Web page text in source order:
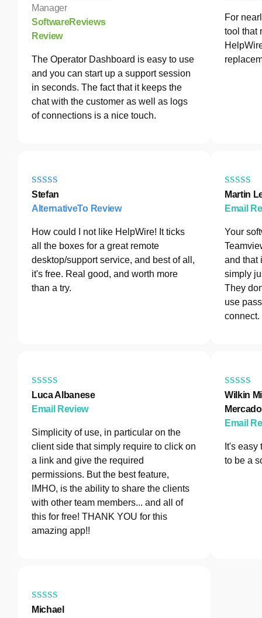
Manager
SoftwareReviews
Review
The Operator Dashboard is easy to use
and you can start up a support session
in seconds. The fact that it keeps the
chat with the customer as well as logs
of connections is a nice touch.
For
tool that
Stefan
AlternativeTo Review
How could I not like HelpWire! It ticks
all the boxes for a great remote
desktop/support service, and best of all,
it's free. Real good, and worth more
than a try.
Martin
Email
Your
and that
simply
They
use
connect.
Luca Albanese
Email Review
Simplicity of use, in particular on the
client side that simply require to click on
a link and give the required
permissions. But the best feature,
IMHO, is the ability to share the clients
with other team members... and all of
this for free! THANK YOU for this
amazing app!!
Wilkin
Mercado
Email
It's
to be a
Michael